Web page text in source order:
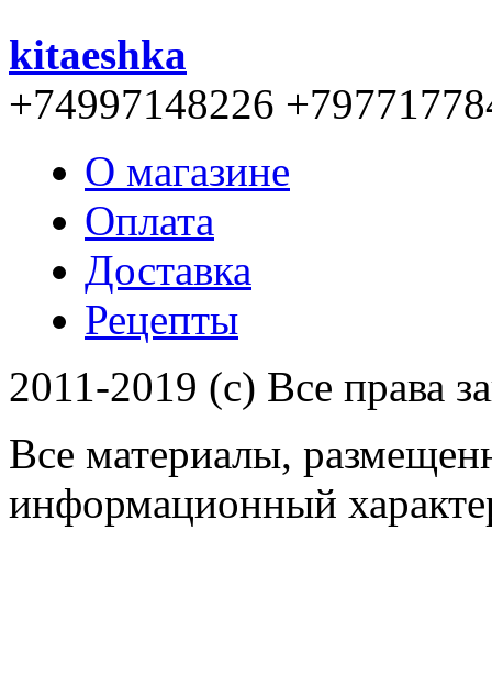
kitaeshka
+74997148226
О магазине
Оплата
Доставка
Рецепты
2011-2019 (c) Все права
Все материалы,
информационный